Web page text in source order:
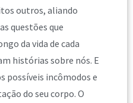
outros, aliando
questões que
da vida de cada
histórias sobre nós. E
possíveis incômodos e
do seu corpo. O